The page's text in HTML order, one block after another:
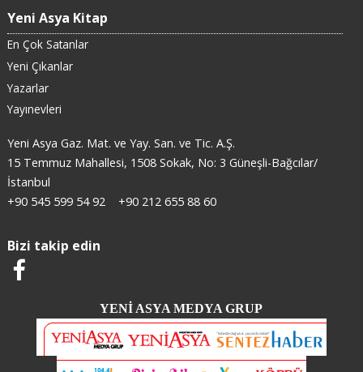
Yeni Asya Kitap
En Çok Satanlar
Yeni Çıkanlar
Yazarlar
Yayınevleri
Yeni Asya Gaz. Mat. ve Yay. San. ve Tic. A.Ş.
15 Temmuz Mahallesi, 1508 Sokak, No: 3 Güneşli-Bağcılar/
İstanbul
+90 545 599 54 92
+90 212 655 88 60
Bizi takip edin
YENİ ASYA MEDYA GRUP